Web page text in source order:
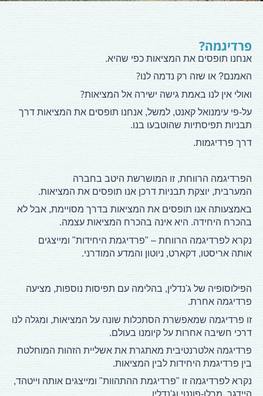
פרדיגמה?
אנחנו תופסים את המציאות כפי שהיא.
האמנם? או שזה רק נדמה לנו?
ואולי אין לנו באמת גישה ישירה אל המציאות?
על-פי עימנואל קאנט, למשל, אנחנו תופסים את המציאות דרך
תבניות תפיסתיות שהוטבעו בנו.
דרך פרדיגמות.
הפרדיגמה הרווחת, זו המושרשת היטב בחברה
המערבית, יוצקת תבניות דרכן אנו תופסים את המציאות.
באמצעותה אנו תופסים את המציאות בדרך מסויימת, אבל לא
בהכרח היחידה. היא אינה בהכרח המציאות עצמה.
נקרא לפרדיגמה הרווחת – "פרדיגמת היחידות" ומייצגים
אותה אריסטו, דקארט, ניוטון והמדע המודרני.
הפילוסופיה של ג'נדלין, בהלימה עם תפיסות נוספות, מציעה
פרדיגמה אחרת.
זו פרדיגמה שמאפשרת הסתכלות שונה על המציאות, ומגלה לנו
דרכי חשיבה אחרות על קיומנו בעולם.
פרדיגמה אלטרנטיבית מאתגרת את אשליית הזהות המוחלטת
בין פרדיגמת היחידות לבין המציאות.
נקרא לפרדיגמה זו "פרדיגמת ההתהוות" ומייצגים אותה וייטהד,